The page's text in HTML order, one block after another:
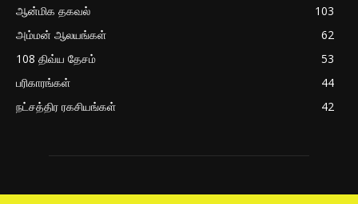
ஆன்மிக தகவல்
103
அம்மன் ஆலயங்கள்
62
108 திவ்ய தேசம்
53
பரிகாரங்கள்
44
நட்சத்திர ரகசியங்கள்
42